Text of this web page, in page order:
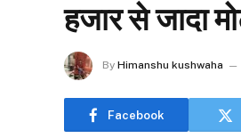
हजार से जादा
By Himanshu kushwaha
Facebook